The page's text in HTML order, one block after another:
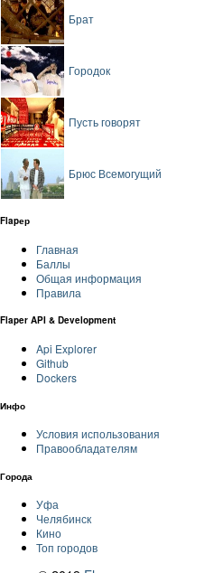
Брат
Городок
Пусть говорят
Брюс Всемогущий
Flapер
Главная
Баллы
Общая информация
Правила
Flaper API & Development
Api Explorer
Github
Dockers
Инфо
Условия использования
Правообладателям
Города
Уфа
Челябинск
Кино
Топ городов